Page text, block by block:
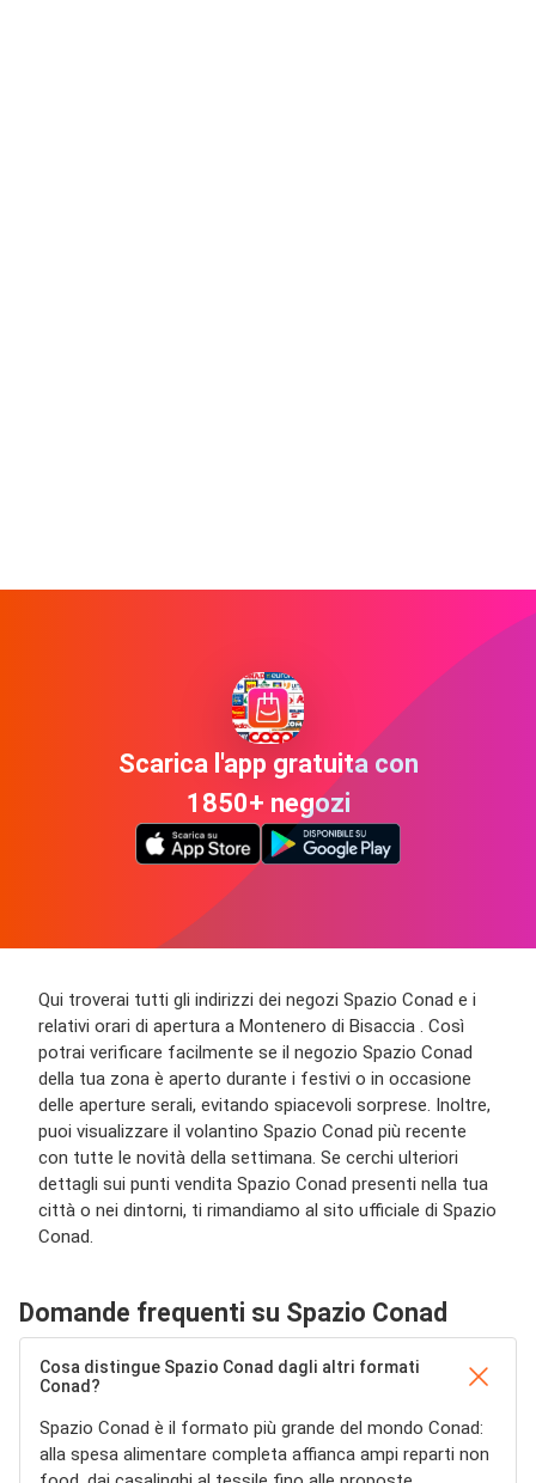
Scarica l'app gratuita con
1850+ negozi
Qui troverai tutti gli indirizzi dei negozi Spazio Conad e i
relativi orari di apertura a Montenero di Bisaccia . Così
potrai verificare facilmente se il negozio Spazio Conad
della tua zona è aperto durante i festivi o in occasione
delle aperture serali, evitando spiacevoli sorprese. Inoltre,
puoi visualizzare il volantino Spazio Conad più recente
con tutte le novità della settimana. Se cerchi ulteriori
dettagli sui punti vendita Spazio Conad presenti nella tua
città o nei dintorni, ti rimandiamo al sito ufficiale di Spazio
Conad.
Domande frequenti su Spazio Conad
Cosa distingue Spazio Conad dagli altri formati
Conad?
Spazio Conad è il formato più grande del mondo Conad:
alla spesa alimentare completa affianca ampi reparti non